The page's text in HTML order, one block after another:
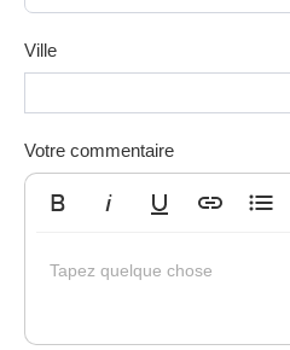
Ville
Votre commentaire
Tapez quelque chose